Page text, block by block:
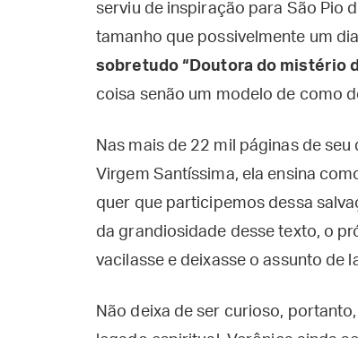
serviu de inspiração para São Pio
tamanho que possivelmente um
sobretudo “Doutora do mistério
coisa senão um modelo de como
Nas mais de 22 mil páginas de
Virgem Santíssima, ela ensina
quer que participemos dessa
da grandiosidade desse texto, o
vacilasse e deixasse o assunto de
Não deixa de ser curioso,